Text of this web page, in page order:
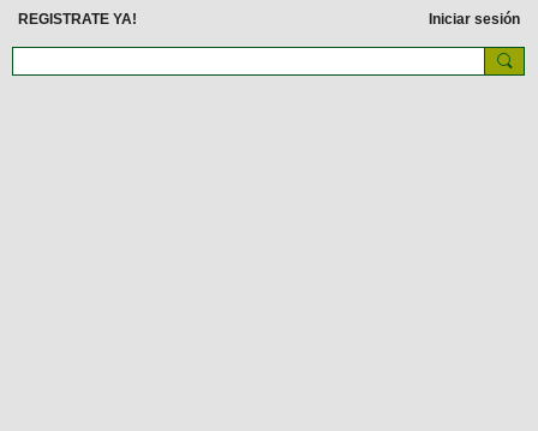
REGISTRATE YA! Iniciar sesión